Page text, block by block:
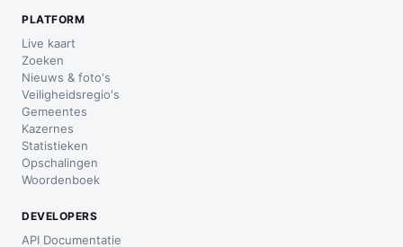
PLATFORM
Live kaart
Zoeken
Nieuws & foto's
Veiligheidsregio's
Gemeentes
Kazernes
Statistieken
Opschalingen
Woordenboek
DEVELOPERS
API Documentatie